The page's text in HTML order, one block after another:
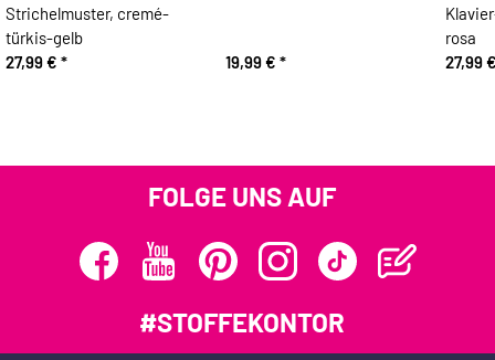
Strichelmuster, cremé-
türkis-gelb
27,99 € * 19,99 € *
rosa
27,99
FOLGE UNS AUF
#STOFFEKONTOR